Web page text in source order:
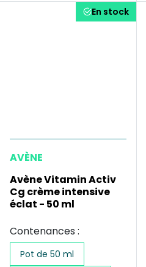
En stock
AVÈNE
Avène Vitamin Activ
Cg crème intensive
éclat - 50 ml
Contenances :
Pot de 50 ml